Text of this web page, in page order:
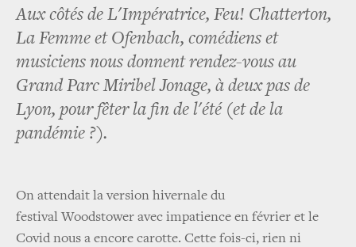
Aux côtés de L'Impératrice, Feu! Chatterton,
La Femme et Ofenbach, comédiens et
musiciens nous donnent rendez-vous au
Grand Parc Miribel Jonage, à deux pas de
Lyon, pour fêter la fin de l'été (et de la
pandémie ?).
On attendait la version hivernale du
festival Woodstower avec impatience en février et le
Covid nous a encore carotte. Cette fois-ci, rien ni